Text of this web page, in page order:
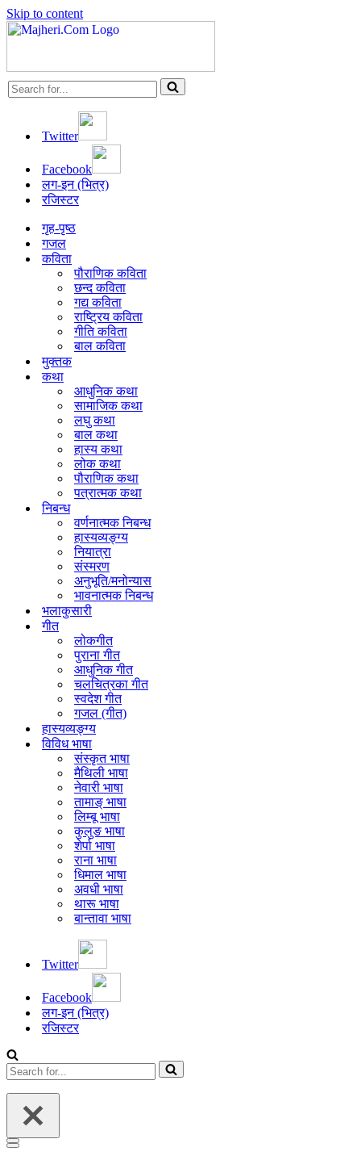
Skip to content
Search
for...
Twitter
Facebook
लग-इन (भित्र)
रजिस्टर
गृह-पृष्ठ
गजल
कविता
पौराणिक कविता
छन्द कविता
गद्य कविता
राष्ट्रिय कविता
गीति कविता
बाल कविता
मुक्तक
कथा
आधुनिक कथा
सामाजिक कथा
लघु कथा
बाल कथा
हास्य कथा
लोक कथा
पौराणिक कथा
पत्रात्मक कथा
निबन्ध
वर्णनात्मक निबन्ध
हास्यव्यङ्ग्य
नियात्रा
संस्मरण
अनुभूति/मनोन्यास
भावनात्मक निबन्ध
भलाकुसारी
गीत
लोकगीत
पुराना गीत
आधुनिक गीत
चलचित्रका गीत
स्वदेश गीत
गजल (गीत)
हास्यव्यङ्ग्य
विविध भाषा
संस्कृत भाषा
मैथिली भाषा
नेवारी भाषा
तामाङ् भाषा
लिम्बू भाषा
कुलुङ भाषा
शेर्पा भाषा
राना भाषा
धिमाल भाषा
अवधी भाषा
थारू भाषा
बान्तावा भाषा
Twitter
Facebook
लग-इन (भित्र)
रजिस्टर
Search
for...
Navigation
Navigation